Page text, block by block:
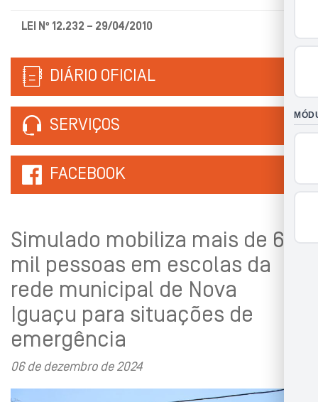
LEI Nº 12.232 – 29/04/2010
DIÁRIO OFICIAL
SERVIÇOS
FACEBOOK
Simulado mobiliza mais de 6
mil pessoas em escolas da
rede municipal de Nova
Iguaçu para situações de
emergência
06 de dezembro de 2024